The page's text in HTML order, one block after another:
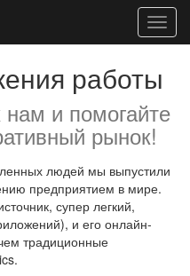
работы
и помогайте
рынок!
людей мы выпустили
предприятием в мире.
супер легкий,
и его онлайн-
традиционные